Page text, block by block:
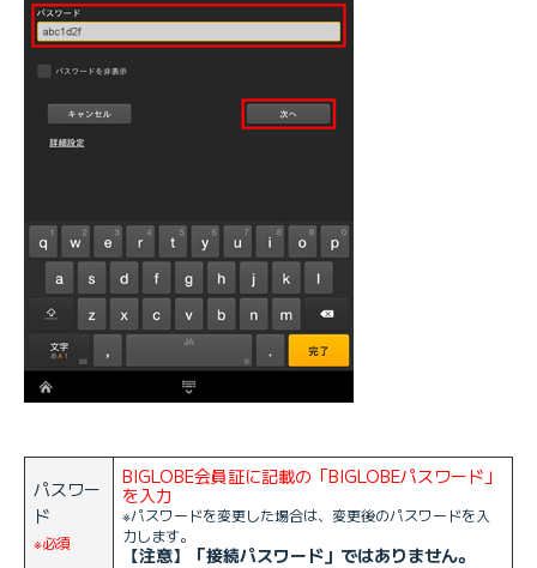
パスワー
ド
※必須
BIGLOBE会員証に記載の「BIGLOBEパスワード」
を入力
※パスワードを変更した場合は、変更後のパスワードを入
力します。
【注意】「接続パスワード」ではありません。